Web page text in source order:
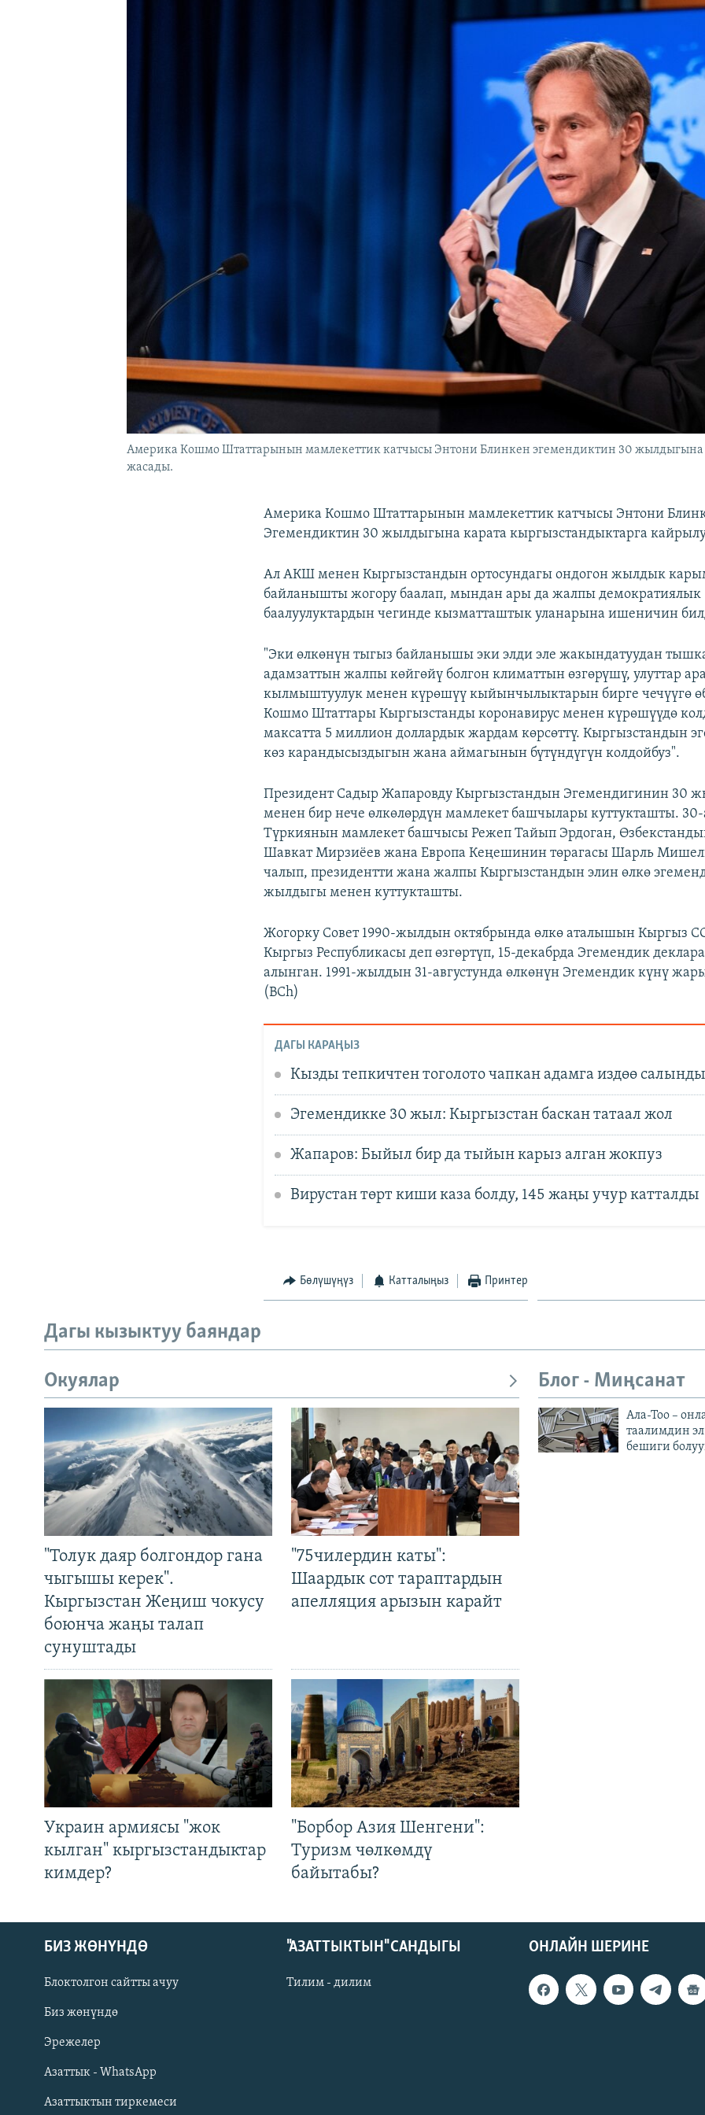
Русский
ОНЛАЙН ШЕРИНЕ
Америка Кошмо Штаттарынын мамлекеттик катчысы Энтони Блинкен эгемендиктин 30 жылдыгына
жасады.
Америка Кошмо Штаттарынын мамлекеттик катчысы Энтони
Эгемендиктин 30 жылдыгына карата кыргызстандыктарга
Ал АКШ менен Кыргызстандын ортосундагы ондогон жылдык
байланышты жогору баалап, мындан ары да жалпы демократиялык
баалуулуктардын чегинде кызматташтык уланарына ишеничин
"Эки өлкөнүн тыгыз байланышы эки элди эле жакындатуудан
адамзаттын жалпы көйгөйү болгон климаттын өзгөрүшү, улуттар
кылмыштуулук менен күрөшүү кыйынчылыктарын бирге чечүүгө
Кошмо Штаттары Кыргызстанды коронавирус менен күрөшүүдө
максатта 5 миллион доллардык жардам көрсөттү. Кыргызстандын
көз карандысыздыгын жана аймагынын бүтүндүгүн колдойбуз".
Президент Садыр Жапаровду Кыргызстандын Эгемендигинин 30
менен бир нече өлкөлөрдүн мамлекет башчылары куттукташты. 30-
Түркиянын мамлекет башчысы Режеп Тайып Эрдоган,
Шавкат Мирзиёев жана Европа Кеңешинин төрагасы Шарль
чалып, президентти жана жалпы Кыргызстандын элин өлкө
жылдыгы менен куттукташты.
Жогорку Совет 1990-жылдын октябрында өлкө аталышын Кыргыз
Кыргыз Республикасы деп өзгөртүп, 15-декабрда Эгемендик
алынган. 1991-жылдын 31-августунда өлкөнүн Эгемендик күнү
(BCh)
ДАГЫ КАРАҢЫЗ
Кызды тепкичтен тоголото чапкан адамга издөө салынды
Эгемендикке 30 жыл: Кыргызстан баскан татаал жол
Жапаров: Быйыл бир да тыйын карыз алган жокпуз
Вирустан төрт киши каза болду, 145 жаңы учур катталды
Бөлүшүңүз Катталыңыз Принтер
Дагы кызыктуу баяндар
Окуялар
"Толук даяр болгондор гана
чыгышы керек".
Кыргызстан Жеңиш чокусу
боюнча жаңы талап
сунуштады
"75чилердин каты":
Шаардык сот тараптардын
апелляция арызын карайт
Украин армиясы "жок
кылган" кыргызстандыктар
кимдер?
"Борбор Азия Шенгени":
Туризм чөлкөмдү
байытабы?
Блог - Миңсанат
Ала-Тоо –
таалимдин
бешиги
ОНЛАЙН ШЕРИНЕ
БИЗ ЖӨНҮНДӨ
Блоктолгон сайтты ачуу
Биз жөнүндө
Эрежелер
Азаттык - WhatsApp
Азаттыктын тиркемеси
"АЗАТТЫКТЫН" САНДЫГЫ
Тилим - дилим